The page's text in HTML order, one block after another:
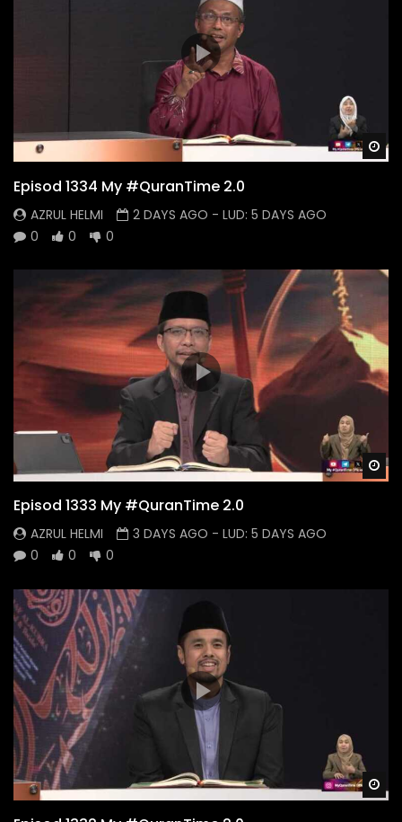
Episod 1334 My #QuranTime 2.0
AZRUL HELMI 2 DAYS AGO - LUD: 5 DAYS AGO
0
0 0
Episod 1333 My #QuranTime 2.0
AZRUL HELMI 3 DAYS AGO - LUD: 5 DAYS AGO
0
0 0